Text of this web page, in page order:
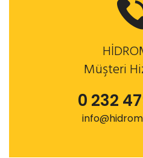
Müşteri
0 232